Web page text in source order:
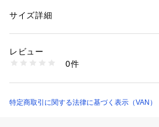
をプラス
性別：メンズ
素材：綿100%
商品番号：
CP092607 （ショップ）
サイズ詳細
レビュー
0件
特定商取引に関する法律に基づく表示（VAN）